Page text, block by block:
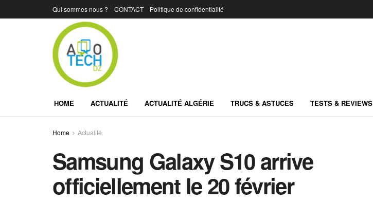
Qui sommes nous ? CONTACT Politique de confidentialité
HOME ACTUALITÉ ACTUALITÉ ALGÉRIE TRUCS & ASTUCES TESTS & REVIEWS
Home Actualité
Samsung Galaxy S10 arrive
officiellement le 20 février